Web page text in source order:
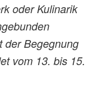
oder Kulinarik
der Begegnung
vom 13. bis 15.